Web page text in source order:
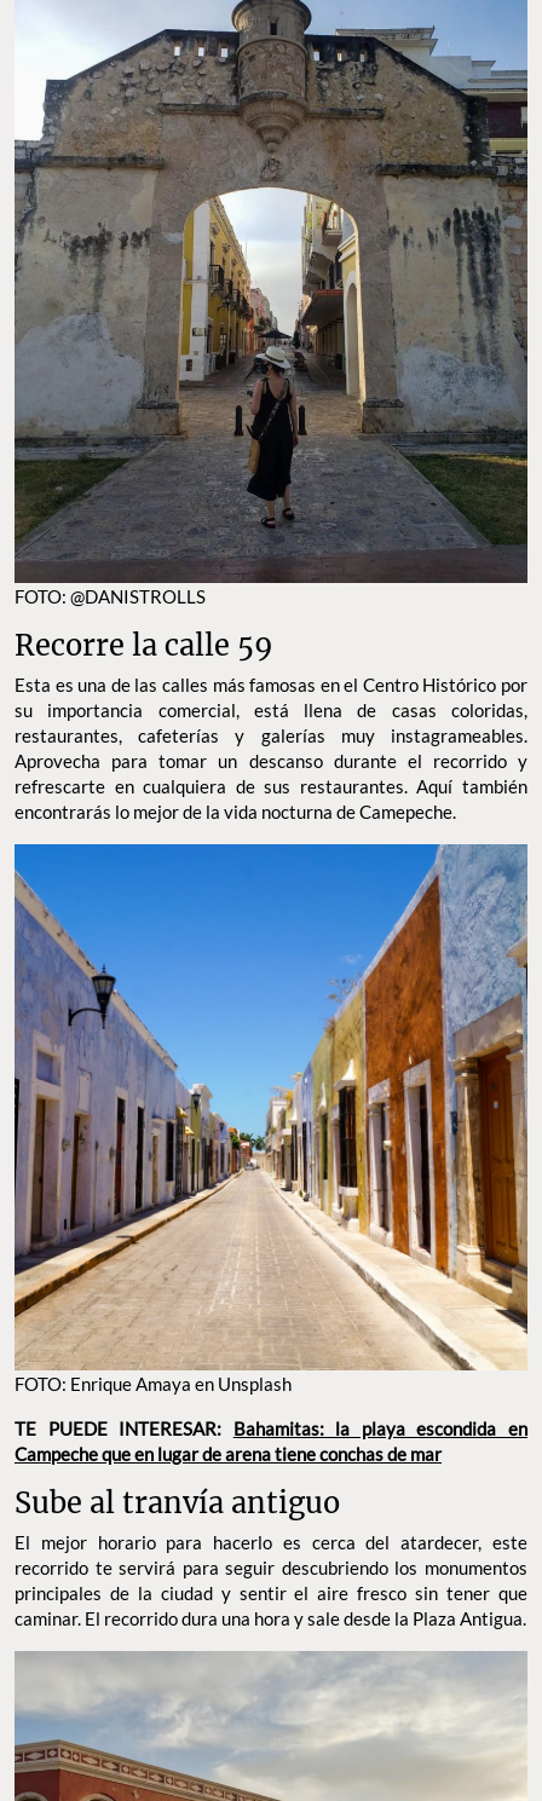
FOTO: @DANISTROLLS
Recorre la calle 59
Esta es una de las calles más famosas en el Centro Histórico por
su importancia comercial, está llena de casas coloridas,
restaurantes, cafeterías y galerías muy instagrameables.
Aprovecha para tomar un descanso durante el recorrido y
refrescarte en cualquiera de sus restaurantes. Aquí también
encontrarás lo mejor de la vida nocturna de Camepeche.
FOTO: Enrique Amaya en Unsplash
TE PUEDE INTERESAR: Bahamitas: la playa escondida en
Campeche que en lugar de arena tiene conchas de mar
Sube al tranvía antiguo
El mejor horario para hacerlo es cerca del atardecer, este
recorrido te servirá para seguir descubriendo los monumentos
principales de la ciudad y sentir el aire fresco sin tener que
caminar. El recorrido dura una hora y sale desde la Plaza Antigua.